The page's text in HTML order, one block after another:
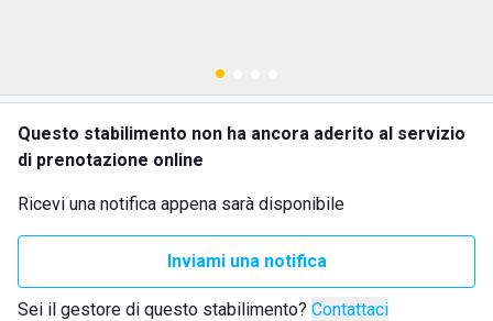
Questo stabilimento non ha ancora aderito al servizio
di prenotazione online
Ricevi una notifica appena sarà disponibile
Inviami una notifica
Sei il gestore di questo stabilimento? Contattaci